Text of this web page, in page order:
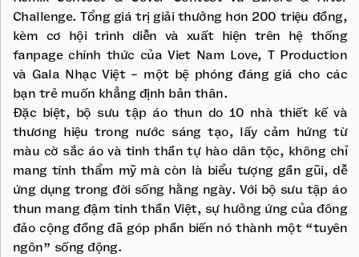
Challenge. Tổng giá trị giải thưởng hơn 200 triệu đồng,
kèm cơ hội trình diễn và xuất hiện trên hệ thống
fanpage chính thức của Viet Nam Love, T Production
và Gala Nhạc Việt - một bệ phóng đáng giá cho các
bạn trẻ muốn khẳng định bản thân.
Đặc biệt, bộ sưu tập áo thun do 10 nhà thiết kế và
thương hiệu trong nước sáng tạo, lấy cảm hứng từ
màu cờ sắc áo và tinh thần tự hào dân tộc, không chỉ
mang tính thẩm mỹ mà còn là biểu tượng gần gũi, dễ
ứng dụng trong đời sống hằng ngày. Với bộ sưu tập áo
thun mang đậm tinh thần Việt, sự hưởng ứng của đông
đảo cộng đồng đã góp phần biến nó thành một “tuyên
ngôn” sống động.